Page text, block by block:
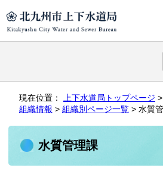
現在位置： 上下水道局トップページ >
組織情報 > 組織別ページ一覧 > 水質
水質管理課